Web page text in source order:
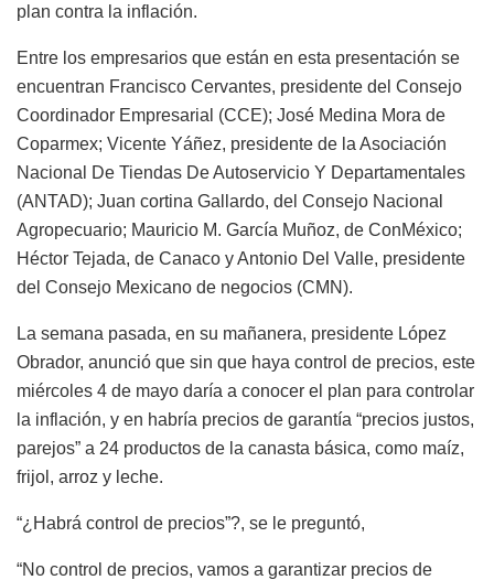
plan contra la inflación.
Entre los empresarios que están en esta presentación se
encuentran Francisco Cervantes, presidente del Consejo
Coordinador Empresarial (CCE); José Medina Mora de
Coparmex; Vicente Yáñez, presidente de la Asociación
Nacional De Tiendas De Autoservicio Y Departamentales
(ANTAD); Juan cortina Gallardo, del Consejo Nacional
Agropecuario; Mauricio M. García Muñoz, de ConMéxico;
Héctor Tejada, de Canaco y Antonio Del Valle, presidente
del Consejo Mexicano de negocios (CMN).
La semana pasada, en su mañanera, presidente López
Obrador, anunció que sin que haya control de precios, este
miércoles 4 de mayo daría a conocer el plan para controlar
la inflación, y en habría precios de garantía “precios justos,
parejos” a 24 productos de la canasta básica, como maíz,
frijol, arroz y leche.
“¿Habrá control de precios”?, se le preguntó,
“No control de precios, vamos a garantizar precios de